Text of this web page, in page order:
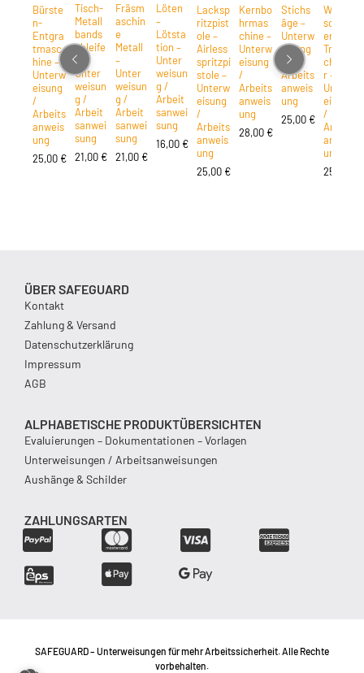
Bürste
n-
Entgra
tmasc
hine –
Unterw
eisung
/
Arbeits
anweis
ung
25,00 €
Tisch-
Metall
bands
chleife
r –
Unter
weisun
g /
Arbeit
sanwei
sung
21,00 €
Fräsm
aschin
e
Metall
–
Unter
weisun
g /
Arbeit
sanwei
sung
21,00 €
Löten
–
Lötsta
tion –
Unter
weisun
g /
Arbeit
sanwei
sung
16,00 €
Lacksp
ritzpist
ole –
Airless
spritzpi
stole –
Unterw
eisung
/
Arbeits
anweis
ung
25,00 €
Kernbo
hrmas
chine –
Unterw
eisung
/
Arbeits
anweis
ung
28,00 €
Stichs
äge –
Unterw
eisung
Arbeits
anweis
ung
25,00 €
Winkel
schleif
er /
Trenns
chleife
r –
Unterw
eisung
/
Arbeits
anweis
ung
25,00
ÜBER SAFEGUARD
Kontakt
Zahlung & Versand
Datenschutzerklärung
Impressum
AGB
ALPHABETISCHE PRODUKTÜBERSICHTEN
Evaluierungen – Dokumentationen – Vorlagen
Unterweisungen / Arbeitsanweisungen
Aushänge & Schilder
ZAHLUNGSARTEN
SAFEGUARD – Unterweisungen für mehr Arbeitssicherheit. Alle Rechte
vorbehalten.